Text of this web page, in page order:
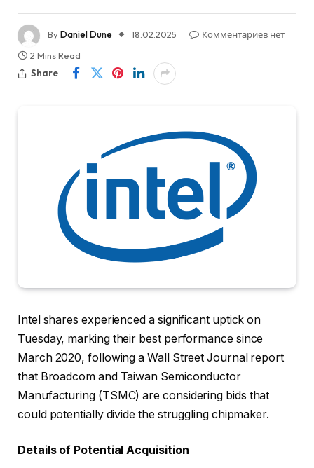
ByDaniel Dune 18.02.2025
Комментариев нет
2 Mins Read
Share
Intel shares experienced a significant uptick on
Tuesday, marking their best performance since
March 2020, following a Wall Street Journal report
that Broadcom and Taiwan Semiconductor
Manufacturing (TSMC) are considering bids that
could potentially divide the struggling chipmaker.
Details of Potential Acquisition